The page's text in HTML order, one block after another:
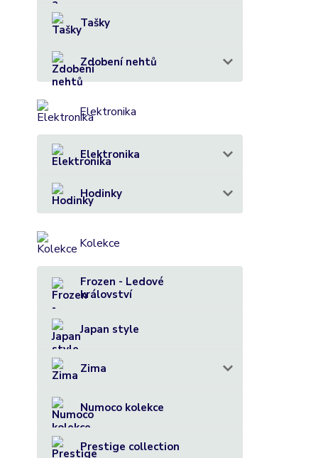
Tašky
Zdobení nehtů
Elektronika
Elektronika
Hodinky
Kolekce
Frozen - Ledové
království
Japan style
Zima
Numoco kolekce
Prestige collection